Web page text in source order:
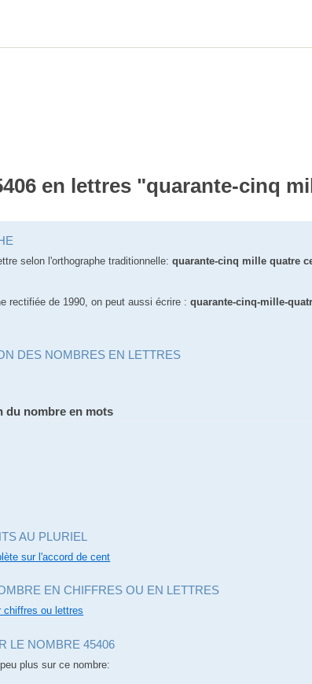
en lettres "quarante-cinq
selon l'orthographe traditionnelle:quarante-cinq mille quatre
rectifiée de 1990, on peut aussi écrire :quarante-cinq-mille-
DES NOMBRES EN LETTRES
du nombre en mots
AU PLURIEL
sur l'accord de cent
EN CHIFFRES OU EN LETTRES
chiffres ou lettres
LE NOMBRE 45406
plus sur ce nombre: